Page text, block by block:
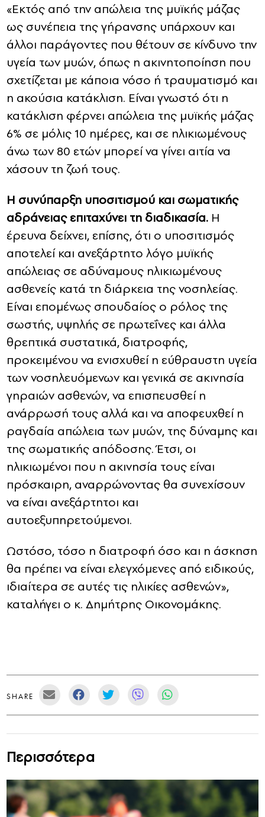
«Εκτός από την απώλεια της μυϊκής μάζας
ως συνέπεια της γήρανσης υπάρχουν και
άλλοι παράγοντες που θέτουν σε κίνδυνο την
υγεία των μυών, όπως η ακινητοποίηση που
σχετίζεται με κάποια νόσο ή τραυματισμό και
η ακούσια κατάκλιση. Είναι γνωστό ότι η
κατάκλιση φέρνει απώλεια της μυϊκής μάζας
6% σε μόλις 10 ημέρες, και σε ηλικιωμένους
άνω των 80 ετών μπορεί να γίνει αιτία να
χάσουν τη ζωή τους.
Η συνύπαρξη υποσιτισμού και σωματικής
αδράνειας επιταχύνει τη διαδικασία. Η
έρευνα δείχνει, επίσης, ότι ο υποσιτισμός
αποτελεί και ανεξάρτητο λόγο μυϊκής
απώλειας σε αδύναμους ηλικιωμένους
ασθενείς κατά τη διάρκεια της νοσηλείας.
Είναι επομένως σπουδαίος ο ρόλος της
σωστής, υψηλής σε πρωτεΐνες και άλλα
θρεπτικά συστατικά, διατροφής,
προκειμένου να ενισχυθεί η εύθραυστη υγεία
των νοσηλευόμενων και γενικά σε ακινησία
γηραιών ασθενών, να επισπευσθεί η
ανάρρωσή τους αλλά και να αποφευχθεί η
ραγδαία απώλεια των μυών, της δύναμης και
της σωματικής απόδοσης. Έτσι, οι
ηλικιωμένοι που η ακινησία τους είναι
πρόσκαιρη, αναρρώνοντας θα συνεχίσουν
να είναι ανεξάρτητοι και
αυτοεξυπηρετούμενοι.
Ωστόσο, τόσο η διατροφή όσο και η άσκηση
θα πρέπει να είναι ελεγχόμενες από ειδικούς,
ιδιαίτερα σε αυτές τις ηλικίες ασθενών»,
καταλήγει ο κ. Δημήτρης Οικονομάκης.
SHARE
Περισσότερα